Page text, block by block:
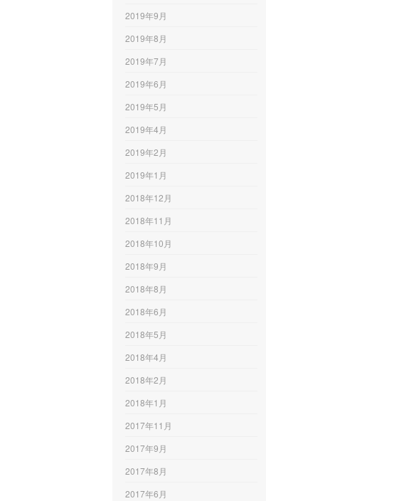
2019年9月
2019年8月
2019年7月
2019年6月
2019年5月
2019年4月
2019年2月
2019年1月
2018年12月
2018年11月
2018年10月
2018年9月
2018年8月
2018年6月
2018年5月
2018年4月
2018年2月
2018年1月
2017年11月
2017年9月
2017年8月
2017年6月